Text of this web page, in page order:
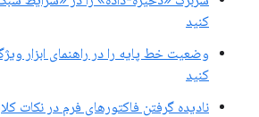
کنید
کنید
نادیده گرفتن فاکتورهای فرم در نکات